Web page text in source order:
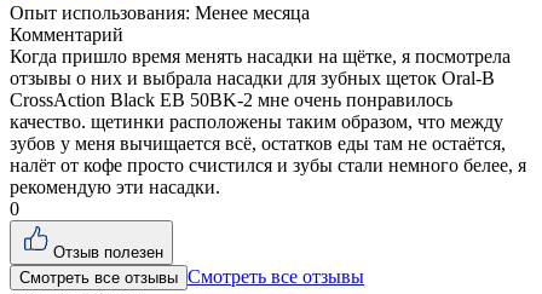
Опыт использования: Менее месяца
Комментарий
Когда пришло время менять насадки на щётке, я посмотрела
отзывы о них и выбрала насадки для зубных щеток Oral-B
CrossAction Black EB 50BK-2 мне очень понравилось
качество. щетинки расположены таким образом, что между
зубов у меня вычищается всё, остатков еды там не остаётся,
налёт от кофе просто счистился и зубы стали немного белее, я
рекомендую эти насадки.
0
Отзыв полезен
Смотреть все отзывы Смотреть все отзывы